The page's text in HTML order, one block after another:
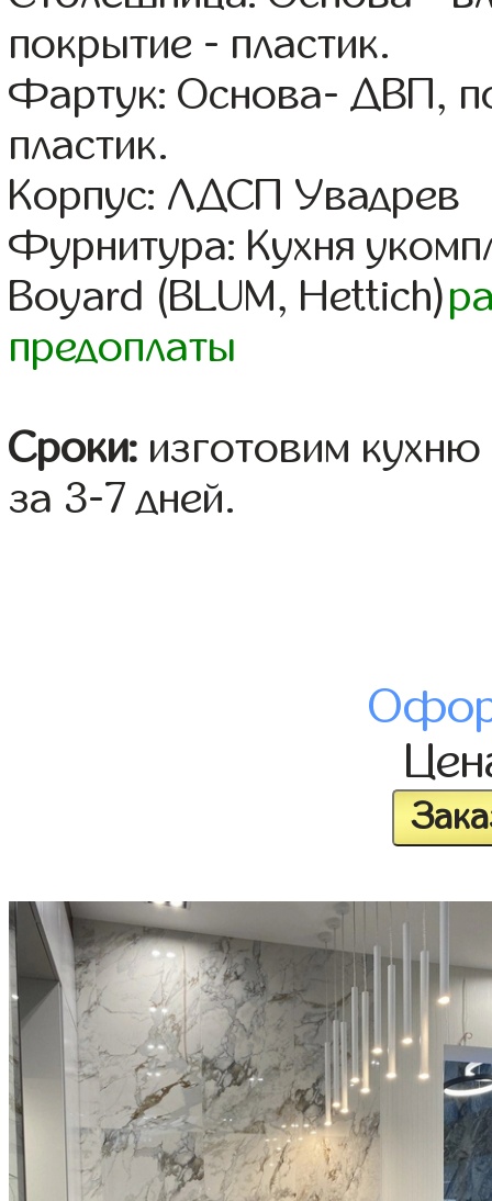
покрытие - пластик.
Фартук: Основа- ДВП,
пластик.
Корпус: ЛДСП Увадрев
Фурнитура: Кухня
Boyard (BLUM, Hettich)
предоплаты
Сроки: изготовим
за 3-7 дней.